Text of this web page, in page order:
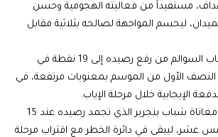
مستفيداً من فعاليته الهجومية وحسن
ليحسم المواجهة لصالحه بثلاثية مقابل
هذا الانتصار مكن شباب السوالم من رفع رصيده إلى 19 نقطة في
النصف الأول من الموسم بمعنويات مرتفعة، في
الإيجابية خلال مرحلة الإياب.
في المقابل، تتواصل معاناة شباب بنجرير الذي تجمد رصيده عند 15
عشر، ليبقى في دائرة الخطر مع اقتراب مرحلة